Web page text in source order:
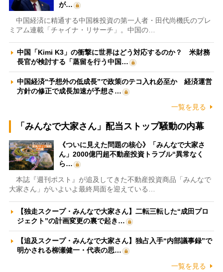
が…
中国経済に精通する中国株投資の第一人者・田代尚機氏のプレ
ミアム連載「チャイナ・リサーチ」。中国の…
中国「Kimi K3」の衝撃に世界はどう対応するのか？ 米財務
長官が検討する「蒸留を行う中国…
中国経済“予想外の低成長”で政策のテコ入れ必至か 経済運営
方針の修正で成長加速が予想さ…
一覧を見る
「みんなで大家さん」配当ストップ騒動の内幕
《ついに見えた問題の核心》「みんなで大家さ
ん」2000億円超不動産投資トラブル“異常なく
ら…
本誌『週刊ポスト』が追及してきた不動産投資商品「みんなで
大家さん」がいよいよ最終局面を迎えている…
【独走スクープ・みんなで大家さん】二転三転した“成田プロ
ジェクト”の計画変更の裏で起き…
【追及スクープ・みんなで大家さん】独占入手“内部議事録”で
明かされる柳瀬健一・代表の思…
一覧を見る